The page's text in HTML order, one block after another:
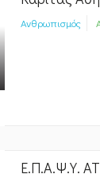
Ανθρωπισμός
Ε.Π.Α.Ψ.Υ.